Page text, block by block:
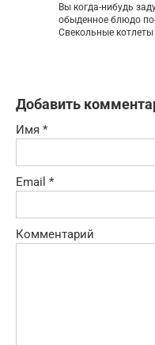
Вы когда-нибудь
обыденное блюдо
Свекольные котлеты
Добавить
Имя *
Email *
Комментарий